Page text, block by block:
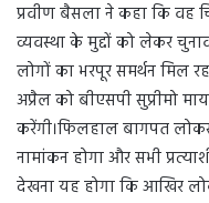
प्रवीण बैसला ने कहा कि वह
व्यवस्था के मुद्दों को लेकर
लोगों का भरपूर समर्थन मिल
अप्रैल को बीएसपी सुप्रीमो
करेंगी।फिलहाल बागपत
नामांकन होगा और सभी
देखना यह होगा कि आखिर